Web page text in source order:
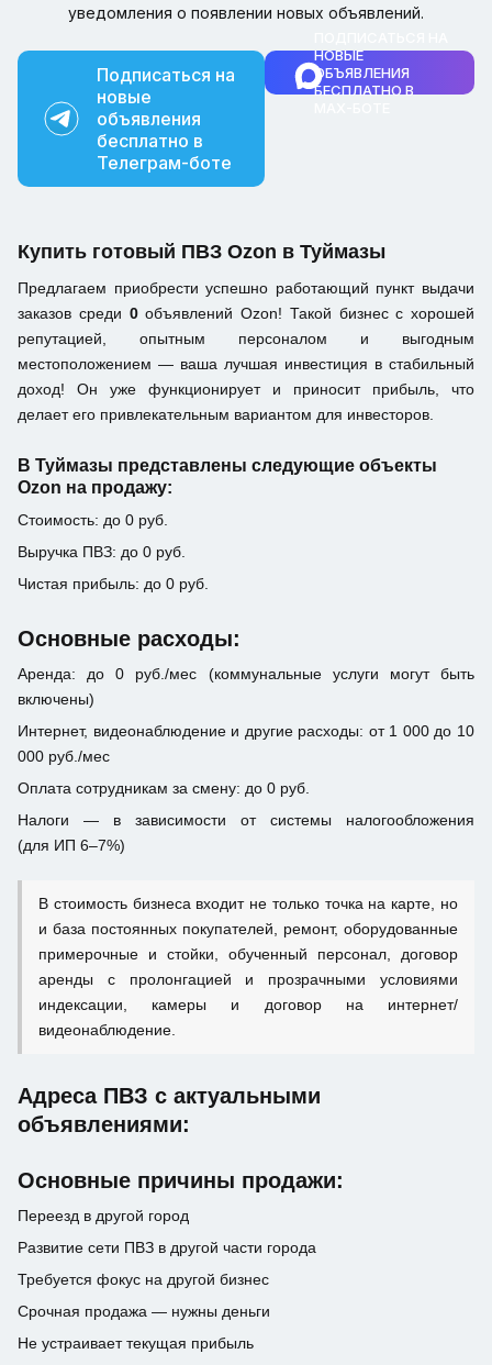
уведомления о появлении новых объявлений.
Подписаться на
новые
объявления
бесплатно в
Телеграм-боте
НОВЫЕ
ОБЪЯВЛЕНИЯ
БЕСПЛАТНО В
Купить готовый ПВЗ Ozon в Туймазы
Предлагаем приобрести успешно работающий пункт выдачи
заказов среди 0объявлений Ozon! Такой бизнес с хорошей
репутацией, опытным персоналом и выгодным
местоположением — ваша лучшая инвестиция в стабильный
доход! Он уже функционирует и приносит прибыль, что
делает его привлекательным вариантом для инвесторов.
В Туймазы представлены следующие объекты
Ozon на продажу:
Стоимость: до 0 руб.
Выручка ПВЗ: до 0 руб.
Чистая прибыль: до 0 руб.
Основные расходы:
Аренда: до 0 руб./мес (коммунальные услуги могут быть
включены)
Интернет, видеонаблюдение и другие расходы: от 1 000 до 10
000 руб./мес
Оплата сотрудникам за смену: до 0 руб.
Налоги — в зависимости от системы налогообложения
(для ИП 6–7%)
В стоимость бизнеса входит не только точка на карте, но
и база постоянных покупателей, ремонт, оборудованные
примерочные и стойки, обученный персонал, договор
аренды с пролонгацией и прозрачными условиями
индексации, камеры и договор на интернет/
видеонаблюдение.
Адреса ПВЗ с актуальными
объявлениями:
Основные причины продажи:
Переезд в другой город
Развитие сети ПВЗ в другой части города
Требуется фокус на другой бизнес
Срочная продажа — нужны деньги
Не устраивает текущая прибыль